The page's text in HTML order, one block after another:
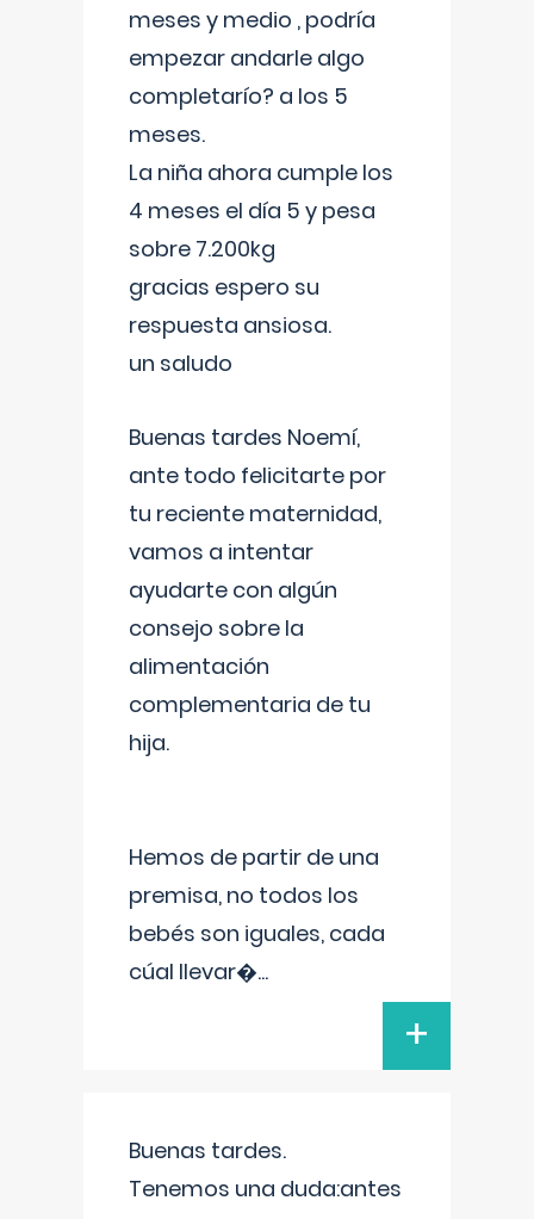
meses y medio , podría
empezar andarle algo
completarío? a los 5
meses.
La niña ahora cumple los
4 meses el día 5 y pesa
sobre 7.200kg
gracias espero su
respuesta ansiosa.
un saludo
Buenas tardes Noemí,
ante todo felicitarte por
tu reciente maternidad,
vamos a intentar
ayudarte con algún
consejo sobre la
alimentación
complementaria de tu
hija.
Hemos de partir de una
premisa, no todos los
bebés son iguales, cada
cúal llevar�...
+
Buenas tardes.
Tenemos una duda:antes